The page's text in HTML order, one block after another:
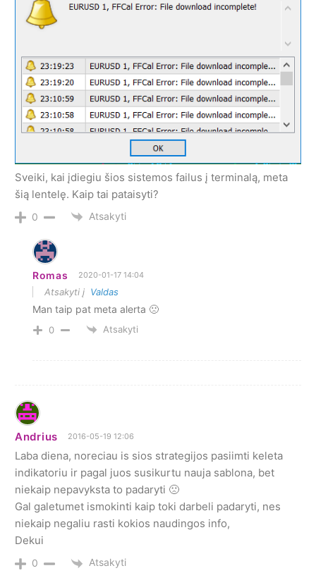
Sveiki, kai įdiegiu šios sistemos failus į terminalą, meta
šią lentelę. Kaip tai pataisyti?
0 Atsakyti
Romas 2020-01-17 14:04
Atsakyti į Valdas
Man taip pat meta alerta 🙁
0 Atsakyti
Andrius 2016-05-19 12:06
Laba diena, noreciau is sios strategijos pasiimti keleta
indikatoriu ir pagal juos susikurtu nauja sablona, bet
niekaip nepavyksta to padaryti 🙁
Gal galetumet ismokinti kaip toki darbeli padaryti, nes
niekaip negaliu rasti kokios naudingos info,
Dekui
0 Atsakyti